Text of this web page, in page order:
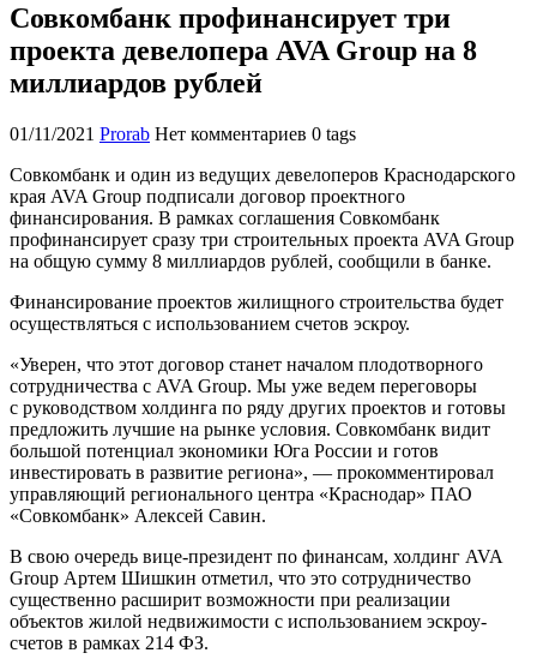
Совкомбанк профинансирует три
проекта девелопера AVA Group на 8
миллиардов рублей
01/11/2021 Prorab Нет комментариев 0 tags
Совкомбанк и один из ведущих девелоперов Краснодарского
края AVA Group подписали договор проектного
финансирования. В рамках соглашения Совкомбанк
профинансирует сразу три строительных проекта AVA Group
на общую сумму 8 миллиардов рублей, сообщили в банке.
Финансирование проектов жилищного строительства будет
осуществляться с использованием счетов эскроу.
«Уверен, что этот договор станет началом плодотворного
сотрудничества с AVA Group. Мы уже ведем переговоры
с руководством холдинга по ряду других проектов и готовы
предложить лучшие на рынке условия. Совкомбанк видит
большой потенциал экономики Юга России и готов
инвестировать в развитие региона», — прокомментировал
управляющий регионального центра «Краснодар» ПАО
«Совкомбанк» Алексей Савин.
В свою очередь вице-президент по финансам, холдинг AVA
Group Артем Шишкин отметил, что это сотрудничество
существенно расширит возможности при реализации
объектов жилой недвижимости с использованием эскроу-
счетов в рамках 214 ФЗ.